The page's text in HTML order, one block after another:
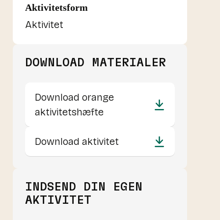
Aktivitetsform
Aktivitet
DOWNLOAD MATERIALER
Download orange
aktivitetshæfte
Download aktivitet
INDSEND DIN EGEN
AKTIVITET